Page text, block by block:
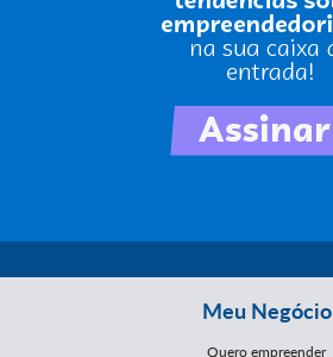
Meu Negócio
Quero empreender